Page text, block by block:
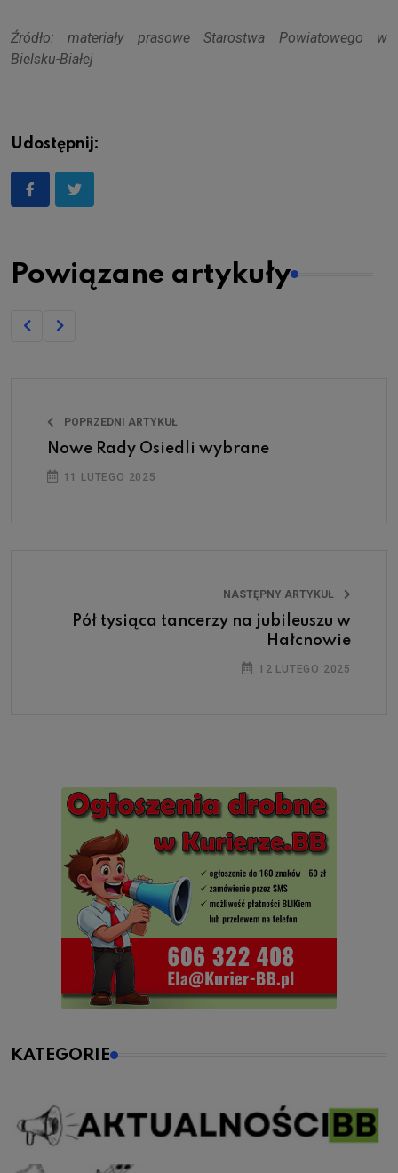
Źródło: materiały prasowe Starostwa Powiatowego w
Bielsku-Białej
Udostępnij:
Powiązane artykuły
POPRZEDNI ARTYKUŁ
Nowe Rady Osiedli wybrane
11 LUTEGO 2025
NASTĘPNY ARTYKUŁ
Pół tysiąca tancerzy na jubileuszu w
Hałcnowie
12 LUTEGO 2025
KATEGORIE